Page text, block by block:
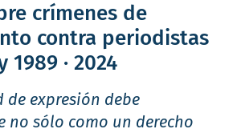
crímenes de
contra periodistas
1989 · 2024
de expresión debe
no sólo como un derecho